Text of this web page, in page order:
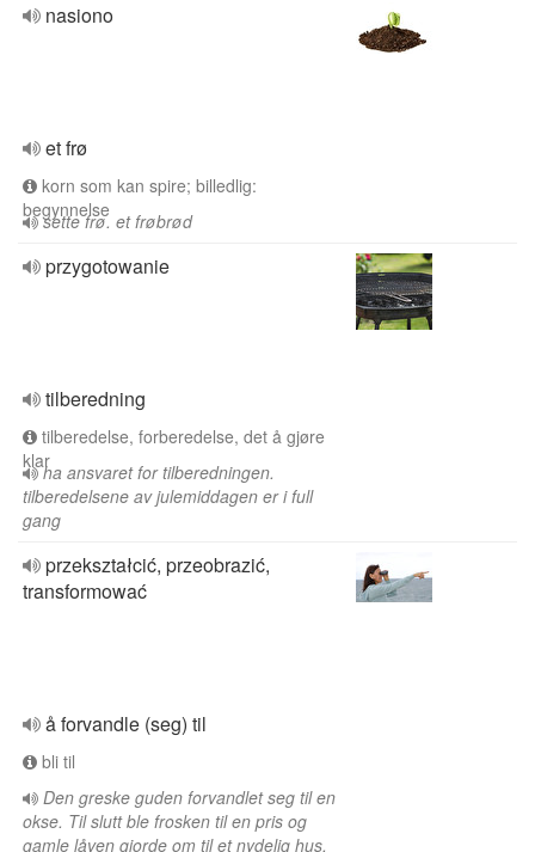
nasiono
et frø
korn som kan spire; billedlig:
begynnelse
sette frø. et frøbrød
przygotowanie
tilberedning
tilberedelse, forberedelse, det å gjøre
klarha ansvaret for tilberedningen.
tilberedelsene av julemiddagen er i full
gang
przekształcić, przeobrazić,
transformować
å forvandle (seg) til
bli til
Den greske guden forvandlet seg til en
okse. Til slutt ble frosken til en pris og
gamle låven gjorde om til et nydelig hus.